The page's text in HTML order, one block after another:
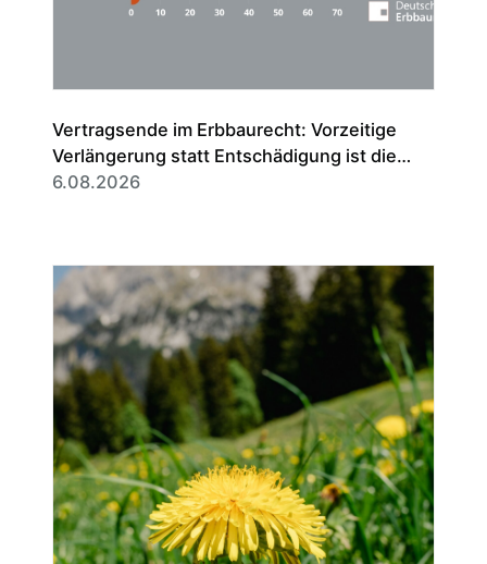
Vertragsende im Erbbaurecht: Vorzeitige
Verlängerung statt Entschädigung ist die
Regel
6.08.2026